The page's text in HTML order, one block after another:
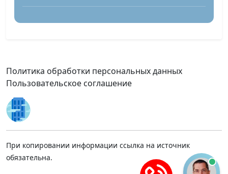
Политика обработки персональных данных
Пользовательское соглашение
При копировании информации ссылка на источник
обязательна.